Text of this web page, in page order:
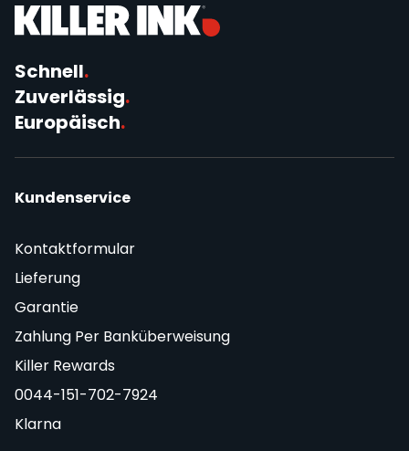
Schnell.
Zuverlässig.
Europäisch.
Kundenservice
Kontaktformular
Lieferung
Garantie
Zahlung Per Banküberweisung
Killer Rewards
0044-151-702-7924
Klarna